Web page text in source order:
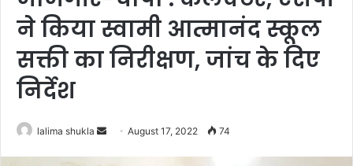
ने किया स्वामी आत्मानंद स्कूल
सक्ती का निरीक्षण, जांच के दिए
निर्देश
lalima shukla
Send August 17, 2022 74